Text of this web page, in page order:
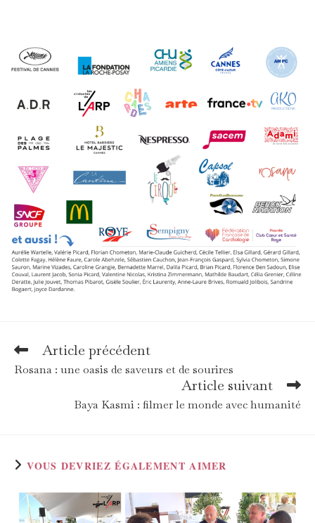
Read
more
articles
Article précédent
Rosana : une oasis de saveurs et de sourires
Article suivant
Baya Kasmi : filmer le monde avec humanité
VOUS DEVRIEZ ÉGALEMENT AIMER